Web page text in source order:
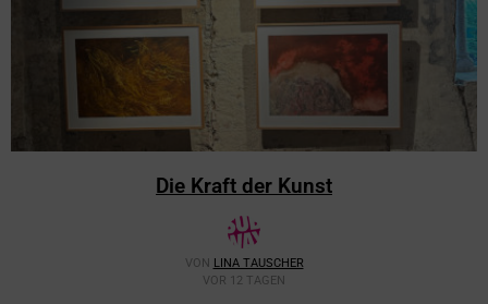
Die Kraft der Kunst
VON LINA TAUSCHER
VOR 12 TAGEN